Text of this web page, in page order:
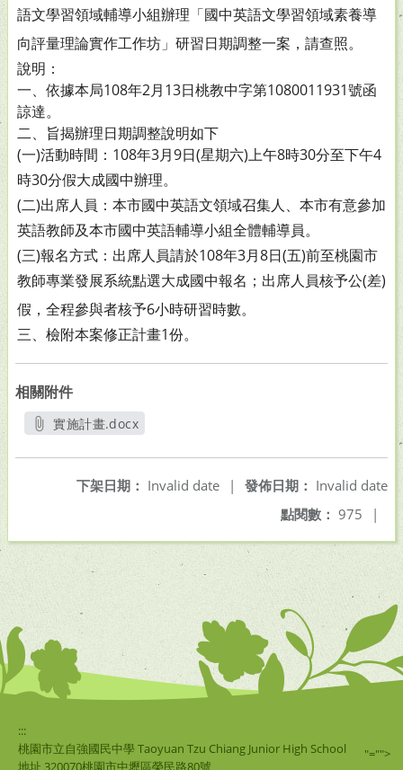
語文學習領域輔導小組辦理「國中英語文學習領域素養導
向評量理論實作工作坊」研習日期調整一案，請查照。
說明：
一、依據本局108年2月13日桃教中字第1080011931號函
諒達。
二、旨揭辦理日期調整說明如下
(一)活動時間：108年3月9日(星期六)上午8時30分至下午4
時30分假大成國中辦理。
(二)出席人員：本市國中英語文領域召集人、本市有意參加
英語教師及本市國中英語輔導小組全體輔導員。
(三)報名方式：出席人員請於108年3月8日(五)前至桃園市
教師專業發展系統點選大成國中報名；出席人員核予公(差)
假，全程參與者核予6小時研習時數。
三、檢附本案修正計畫1份。
相關附件
實施計畫.docx
發佈日期： Invalid date
下架日期： Invalid date
|
點閱數： 975 |
:::
桃園市立自強國民中學 Taoyuan Tzu Chiang Junior High School
地址 320070桃園市中壢區榮民路80號
"="">